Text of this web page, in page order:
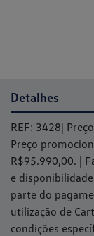
Detalhes
REF: 3428|
Preço
R$95.990,00. |
e
parte do
utilização de
condições